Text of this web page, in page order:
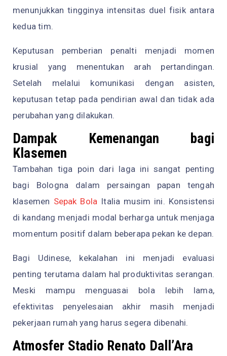
menunjukkan tingginya intensitas duel fisik antara
kedua tim.
Keputusan pemberian penalti menjadi momen
krusial yang menentukan arah pertandingan.
Setelah melalui komunikasi dengan asisten,
keputusan tetap pada pendirian awal dan tidak ada
perubahan yang dilakukan.
Dampak Kemenangan bagi
Klasemen
Tambahan tiga poin dari laga ini sangat penting
bagi Bologna dalam persaingan papan tengah
klasemen Sepak Bola Italia musim ini. Konsistensi
di kandang menjadi modal berharga untuk menjaga
momentum positif dalam beberapa pekan ke depan.
Bagi Udinese, kekalahan ini menjadi evaluasi
penting terutama dalam hal produktivitas serangan.
Meski mampu menguasai bola lebih lama,
efektivitas penyelesaian akhir masih menjadi
pekerjaan rumah yang harus segera dibenahi.
Atmosfer Stadio Renato Dall’Ara